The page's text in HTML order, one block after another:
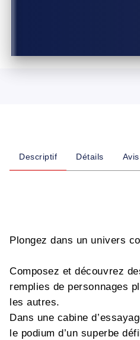
Descriptif Détails Avis
Plongez dans un univers
Composez et découvrez
remplies de personnages
les autres.
Dans une cabine
le podium d’un superbe